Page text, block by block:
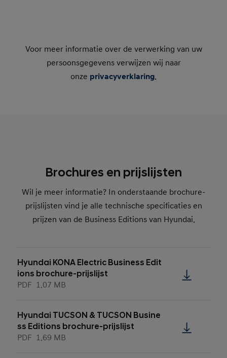
Voor meer informatie over de verwerking van uw
persoonsgegevens verwijzen wij naar
onze privacyverklaring.
Brochures en prijslijsten
Wil je meer informatie? In onderstaande brochure-
prijslijsten vind je alle technische specificaties en
prijzen van de Business Editions van Hyundai.
Hyundai KONA Electric Business Edit
ions brochure-prijslijst
PDF 1.07 MB
Hyundai TUCSON & TUCSON Busine
ss Editions brochure-prijslijst
PDF 1.69 MB